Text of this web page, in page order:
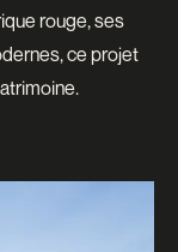
rouge, ses
ce projet